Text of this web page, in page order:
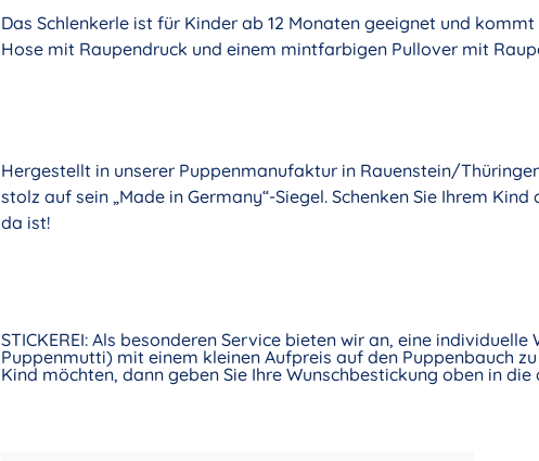
Das Schlenkerle ist für Kinder ab 12 Monaten geeignet und
Hose mit Raupendruck und einem mintfarbigen Pullover mit
Hergestellt in unserer Puppenmanufaktur in Rauenstein/
stolz auf sein „Made in Germany“-Siegel. Schenken Sie Ihrem
da ist!
STICKEREI: Als besonderen Service bieten wir an, eine
Puppenmutti) mit einem kleinen Aufpreis auf den Puppenbauch
Kind möchten, dann geben Sie Ihre Wunschbestickung oben in